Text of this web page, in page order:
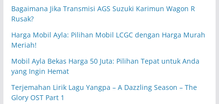
Bagaimana Jika Transmisi AGS Suzuki Karimun Wagon R
Rusak?
Harga Mobil Ayla: Pilihan Mobil LCGC dengan Harga Murah
Meriah!
Mobil Ayla Bekas Harga 50 Juta: Pilihan Tepat untuk Anda
yang Ingin Hemat
Terjemahan Lirik Lagu Yangpa – A Dazzling Season – The
Glory OST Part 1